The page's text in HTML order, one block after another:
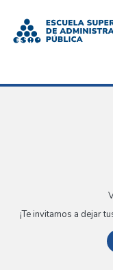
¡Te invitamos a dejar